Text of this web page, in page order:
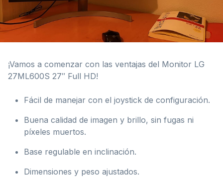
¡Vamos a comenzar con las ventajas del Monitor LG
27ML600S 27″ Full HD!
Fácil de manejar con el joystick de configuración.
Buena calidad de imagen y brillo, sin fugas ni
píxeles muertos.
Base regulable en inclinación.
Dimensiones y peso ajustados.